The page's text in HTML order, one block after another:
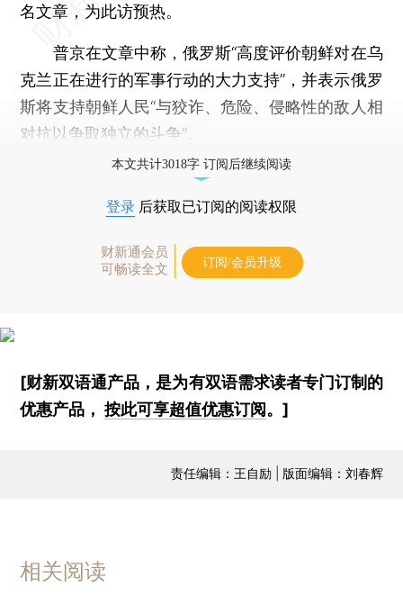
名文章，为此访预热。
普京在文章中称，俄罗斯“高度评价朝鲜对在乌
克兰正在进行的军事行动的大力支持”，并表示俄罗
斯将支持朝鲜人民“与狡诈、危险、侵略性的敌人相
对抗以争取独立的斗争”。
本文共计3018字 订阅后继续阅读
登录 后获取已订阅的阅读权限
财新通会员
可畅读全文
订阅/会员升级
[财新双语通产品，是为有双语需求读者专门订制的
优惠产品，按此可享超值优惠订阅。]
责任编辑：王自励 | 版面编辑：刘春辉
相关阅读